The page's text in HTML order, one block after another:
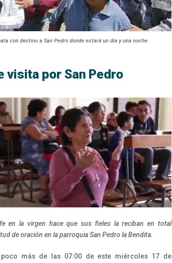
con destino a San Pedro donde estará un día y una noche.
visita por San Pedro
en la virgen hace que sus fieles la reciban en total
de oración en la parroquia San Pedro la Bendita.
poco más de las 07:00 de este miércoles 17 de